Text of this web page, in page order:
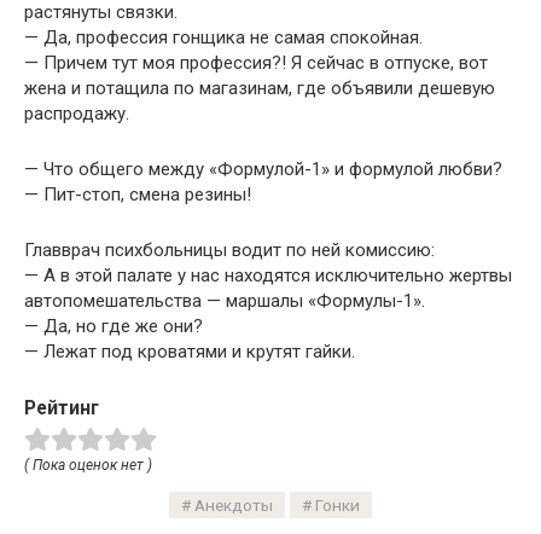
растянуты связки.
— Да, профессия гонщика не самая спокойная.
— Причем тут моя профессия?! Я сейчас в отпуске, вот
жена и потащила по магазинам, где объявили дешевую
распродажу.
— Что общего между «Формулой-1» и формулой любви?
— Пит-стоп, смена резины!
Главврач психбольницы водит по ней комиссию:
— А в этой палате у нас находятся исключительно жертвы
автопомешательства — маршалы «Формулы-1».
— Да, но где же они?
— Лежат под кроватями и крутят гайки.
Рейтинг
( Пока оценок нет )
Анекдоты Гонки